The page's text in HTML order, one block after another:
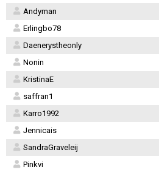
Andyman
Erlingbo78
Daenerystheonly
Nonin
KristinaE
saffran1
Karro1992
Jennicais
SandraGraveleij
Pinkvi